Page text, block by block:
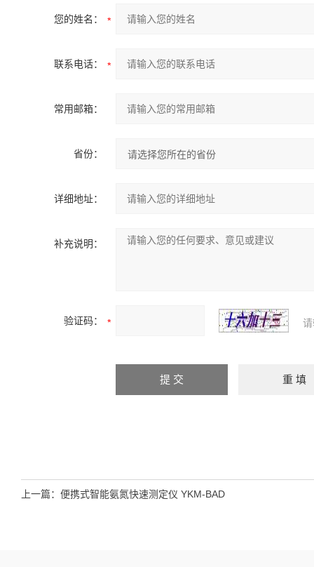
您的姓名：
联系电话：
常用邮箱：
省份：
详细地址：
补充说明：
验证码：
上一篇： 便携式智能氨氮快速测定仪 YKM-BAD